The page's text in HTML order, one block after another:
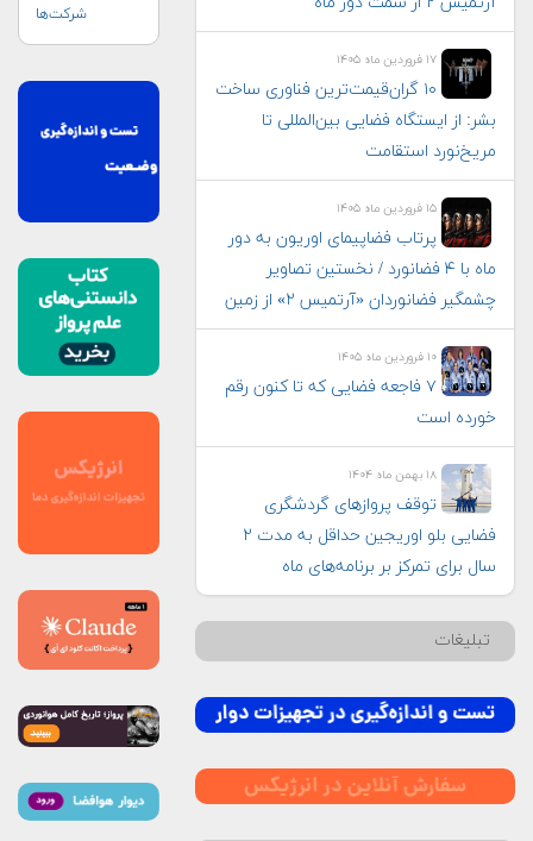
۱۷ فروردین ماه ۱۴۰۵
۱۰ گران‌قیمت‌ترین فناوری‌ ساخت
بشر: از ایستگاه فضایی بین‌المللی تا
مریخ‌نورد استقامت
۱۵ فروردین ماه ۱۴۰۵
پرتاب فضاپیمای اوریون به دور
ماه با ۴ فضانورد / نخستین تصاویر
چشمگیر فضانوردان «آرتمیس ۲» از زمین
۱۰ فروردین ماه ۱۴۰۵
۷ فاجعه فضایی که تا کنون رقم
خورده است
۱۸ بهمن ماه ۱۴۰۴
توقف پروازهای گردشگری
فضایی بلو اوریجین حداقل به مدت ۲
سال برای تمرکز بر برنامه‌های ماه
تبلیغات
شرکت‌ها